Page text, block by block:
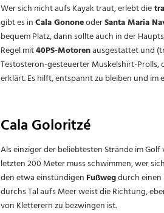
Wer sich nicht aufs Kayak traut, erlebt die
gibt es inCala GononeoderSanta Maria
bequem Platz, dann sollte auch in der
Regel mit40PS-Motorenausgestattet und
Testosteron-gesteuerter Muskelshirt-Prolls,
erklärt. Es hilft, entspannt zu bleiben und im
Cala Goloritzé
Als einziger der beliebtesten Strände im
letzten 200 Meter muss schwimmen, wer
den etwa einstündigen Fußwegdurch einen
durchs Tal aufs Meer weist die Richtung,
von Kletterern zu bezwingen ist.